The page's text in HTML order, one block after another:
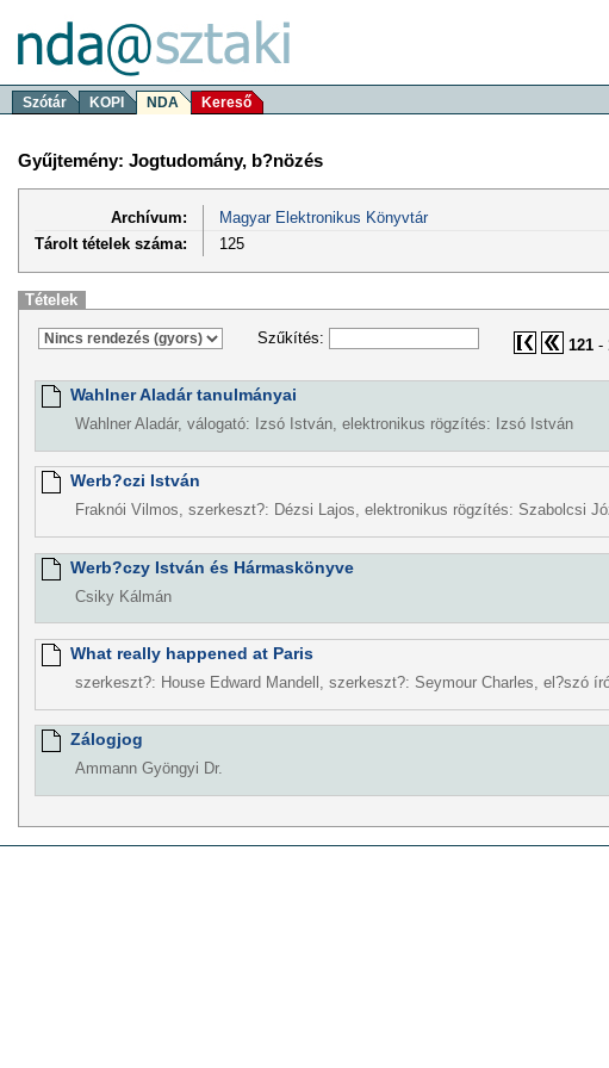
Szótár KOPI NDA Kereső
Gyűjtemény: Jogtudomány, b?nözés
Archívum:
Magyar Elektronikus Könyvtár
Tárolt tételek száma:
125
Tételek
Szűkítés: 121-
Wahlner Aladár tanulmányai
Wahlner Aladár, válogató: Izsó István, elektronikus rögzítés: Izsó István
Werb?czi István
Fraknói Vilmos, szerkeszt?: Dézsi Lajos, elektronikus rögzítés: Szabolcsi
Werb?czy István és Hármaskönyve
Csiky Kálmán
What really happened at Paris
szerkeszt?: House Edward Mandell, szerkeszt?: Seymour Charles, el?szó
Zálogjog
Ammann Gyöngyi Dr.